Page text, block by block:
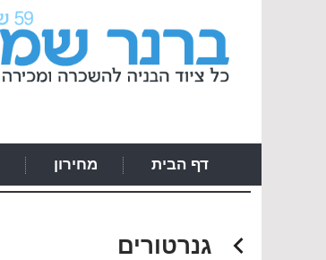
דף הבית מחירון
גנרטורים